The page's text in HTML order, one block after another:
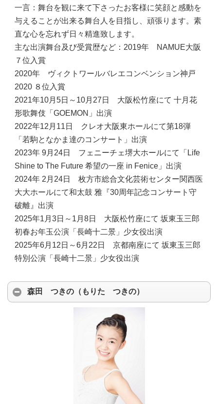
一言： 舞台を観に来て下さったお客様に笑顔と感動を
与えることが出来る舞台人を目指し、頑張ります。素
直な心を忘れず日々精進致します。
主な出演舞台及び受賞歴など： 2019年 NAMUE大阪
７位入賞
2020年 ヴィクトワールバレエコンベンション神戸
2020 ８位入賞
2021年10月5日～10月27日 大阪松竹座にて 十月花
形歌舞伎「GOEMON」出演
2022年12月11日 クレオ大阪東ホールにて第18弾
「若駒となかま達のコンサート」出演
2023年 9月24日 フェニーチェ堺大ホールにて「Life
Shine to The Future 希望の一座 in Fenice」出演
2024年 2月24日 枚方市総合文化芸術センター関西医
大大ホールにて和太鼓 雅『30周年記念コンサート守
破離』出演
2025年1月3日～1月8日 大阪松竹座にて 坂東玉三郎
初春お年玉公演「長崎十二景」少女役出演
2025年6月12日～6月22日 京都南座にて 坂東玉三郎
特別公演「長崎十二景」少女役出演
森田 つきの（もりた つきの）